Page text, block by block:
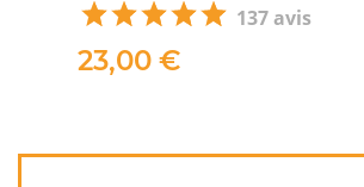
137 avis
23,00 €